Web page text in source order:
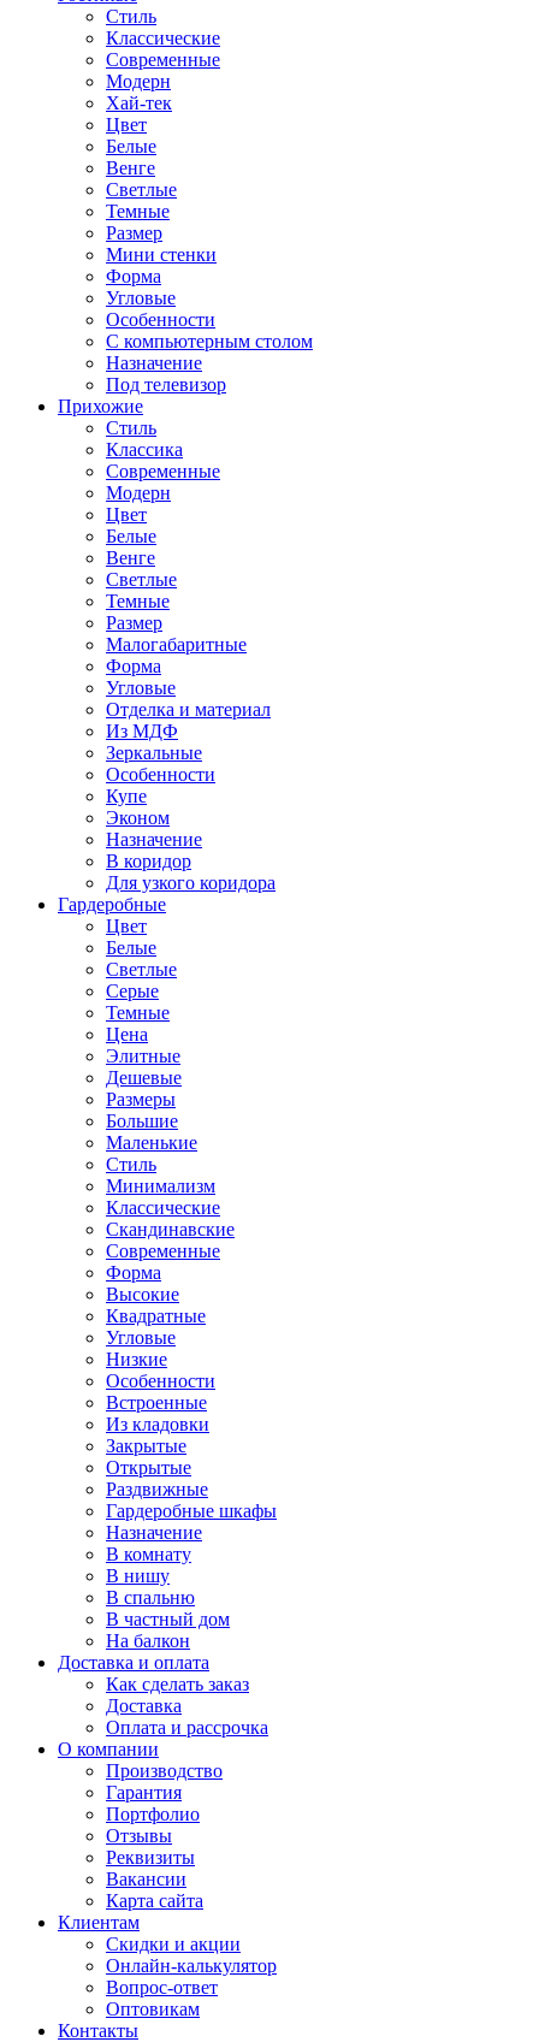
Стиль
Классические
Современные
Модерн
Хай-тек
Цвет
Белые
Венге
Светлые
Темные
Размер
Мини стенки
Форма
Угловые
Особенности
С компьютерным столом
Назначение
Под телевизор
Прихожие
Стиль
Классика
Современные
Модерн
Цвет
Белые
Венге
Светлые
Темные
Размер
Малогабаритные
Форма
Угловые
Отделка и материал
Из МДФ
Зеркальные
Особенности
Купе
Эконом
Назначение
В коридор
Для узкого коридора
Гардеробные
Цвет
Белые
Светлые
Серые
Темные
Цена
Элитные
Дешевые
Размеры
Большие
Маленькие
Стиль
Минимализм
Классические
Скандинавские
Современные
Форма
Высокие
Квадратные
Угловые
Низкие
Особенности
Встроенные
Из кладовки
Закрытые
Открытые
Раздвижные
Гардеробные шкафы
Назначение
В комнату
В нишу
В спальню
В частный дом
На балкон
Доставка и оплата
Как сделать заказ
Доставка
Оплата и рассрочка
О компании
Производство
Гарантия
Портфолио
Отзывы
Реквизиты
Вакансии
Карта сайта
Клиентам
Скидки и акции
Онлайн-калькулятор
Вопрос-ответ
Оптовикам
Контакты